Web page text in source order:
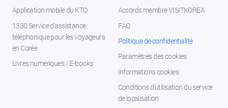
Application mobile du KTO
1330 Service d'assistance
téléphonique pour les voyageurs
en Corée
Livres numériques / E-books
Accords membre VISITKOREA
FAQ
Politique de confidentialité
Paramètres des cookies
Informations cookies
Conditions d’utilisation du service
de localisation